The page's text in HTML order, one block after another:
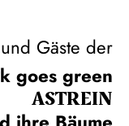
Gäste der
goes green
ASTREIN